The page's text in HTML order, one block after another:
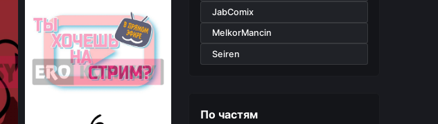
JabComix
MelkorMancin
Seiren
По частям